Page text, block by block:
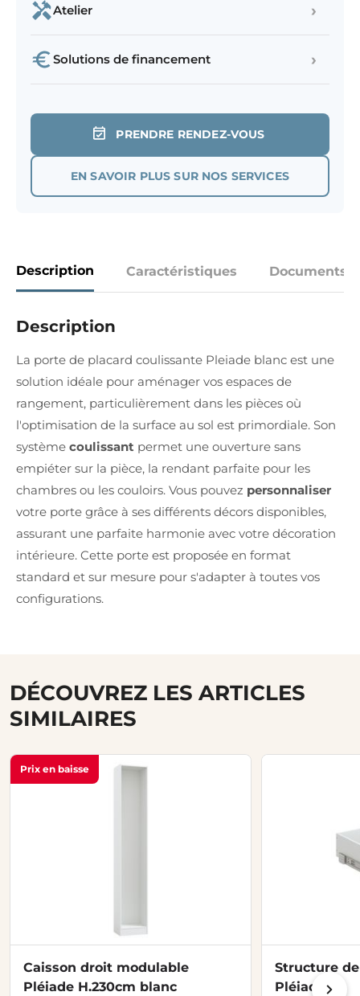
Atelier ›
Solutions de financement ›
PRENDRE RENDEZ-VOUS
EN SAVOIR PLUS SUR NOS SERVICES
Description Caractéristiques Documents
Description
La porte de placard coulissante Pleiade blanc est une
solution idéale pour aménager vos espaces de
rangement, particulièrement dans les pièces où
l'optimisation de la surface au sol est primordiale. Son
système coulissant permet une ouverture sans
empiéter sur la pièce, la rendant parfaite pour les
chambres ou les couloirs. Vous pouvez personnaliser
votre porte grâce à ses différents décors disponibles,
assurant une parfaite harmonie avec votre décoration
intérieure. Cette porte est proposée en format
standard et sur mesure pour s'adapter à toutes vos
configurations.
DÉCOUVREZ LES ARTICLES
SIMILAIRES
Prix en baisse
Caisson droit modulable
Pléiade H.230cm blanc
Structure
Pléiade